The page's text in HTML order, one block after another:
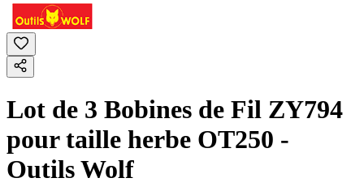
Lot de 3 Bobines de Fil ZY794
pour taille herbe OT250 -
Outils Wolf